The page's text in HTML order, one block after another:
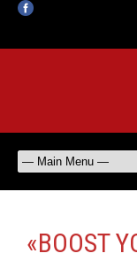
«BOOST